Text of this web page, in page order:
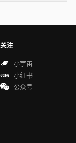
关注
小宇宙
小红书
公众号